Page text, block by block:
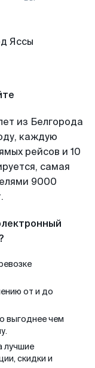
из Белгорода
каждую
рейсов и 10
самая
9000
от и до
выгоднее чем
лучшие
скидки и